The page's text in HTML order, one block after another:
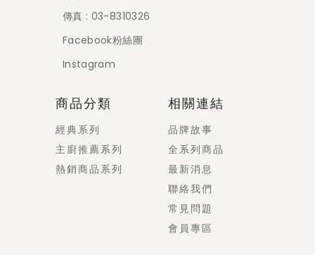
傳真 : 03-8310326
Facebook粉絲團
Instagram
商品分類
經典系列
主廚推薦系列
熱銷商品系列
相關連結
品牌故事
全系列商品
最新消息
聯絡我們
常見問題
會員專區